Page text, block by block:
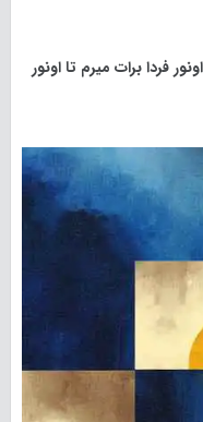
فردا برات میرم تا اونور